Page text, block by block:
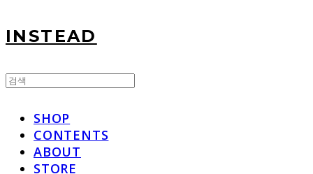
INSTEAD
SHOP
CONTENTS
ABOUT
STORE